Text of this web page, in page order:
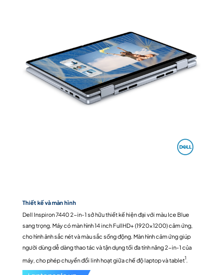
Thiết kế và màn hình
Dell Inspiron 7440 2-in-1 sở hữu thiết kế hiện đại với màu Ice Blue
sang trọng. Máy có màn hình 14 inch FullHD+ (1920×1200) cảm ứng,
cho hình ảnh sắc nét và màu sắc sống động. Màn hình cảm ứng giúp
người dùng dễ dàng thao tác và tận dụng tối đa tính năng 2-in-1 của
máy, cho phép chuyển đổi linh hoạt giữa chế độ laptop và tablet1